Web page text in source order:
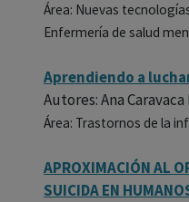
Área: Nuevas
Enfermería de salud
Aprendiendo a
Autores: Ana
Área: Trastornos de la
APROXIMACIÓN AL
SUICIDA EN